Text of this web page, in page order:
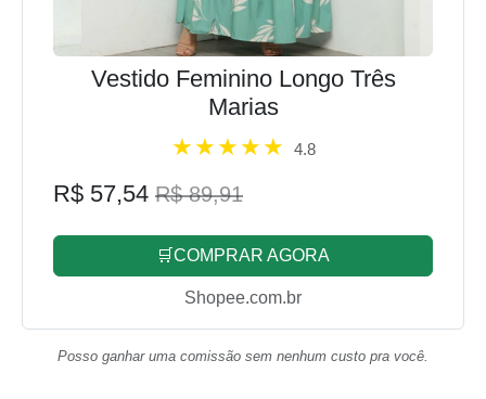
Vestido Feminino Longo Três
Marias
4.8
R$ 57,54 R$ 89,91
🛒COMPRAR AGORA
Shopee.com.br
Posso ganhar uma comissão sem nenhum custo pra você.